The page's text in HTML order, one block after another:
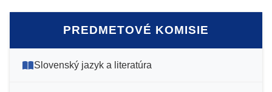
PREDMETOVÉ KOMISIE
Slovenský jazyk a literatúra